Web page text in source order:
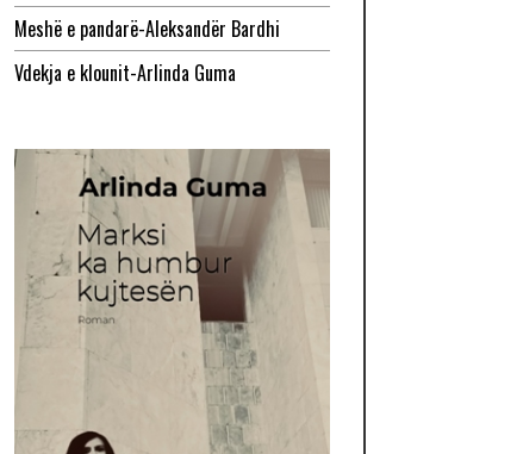
Meshë e pandarë-Aleksandër Bardhi
Vdekja e klounit-Arlinda Guma